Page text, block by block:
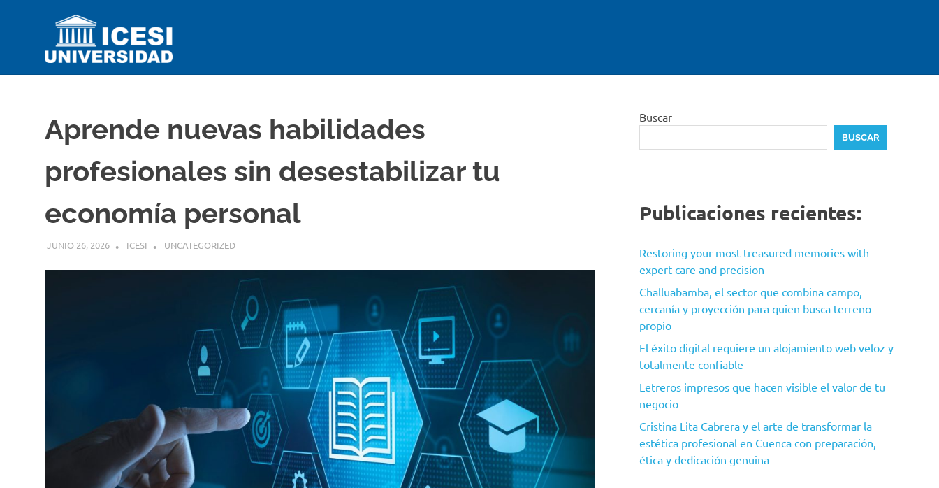
ICESI
Perú
Aprende nuevas habilidades
profesionales sin desestabilizar tu
economía personal
JUNIO 26, 2026 ICESI UNCATEGORIZED
Buscar
BUSCAR
Publicaciones recientes:
Restoring your most treasured memories with
expert care and precision
Challuabamba, el sector que combina campo,
cercanía y proyección para quien busca terreno
propio
El éxito digital requiere un alojamiento web veloz y
totalmente confiable
Letreros impresos que hacen visible el valor de tu
negocio
Cristina Lita Cabrera y el arte de transformar la
estética profesional en Cuenca con preparación,
ética y dedicación genuina